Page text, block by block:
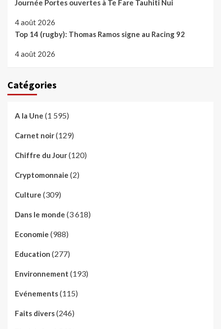
Journée Portes ouvertes à Te Fare Tauhiti Nui
4 août 2026
Top 14 (rugby): Thomas Ramos signe au Racing 92
4 août 2026
Catégories
A la Une (1 595)
Carnet noir(129)
Chiffre du Jour(120)
Cryptomonnaie (2)
Culture (309)
Dans le monde (3 618)
Economie (988)
Education (277)
Environnement (193)
Evénements(115)
Faits divers(246)